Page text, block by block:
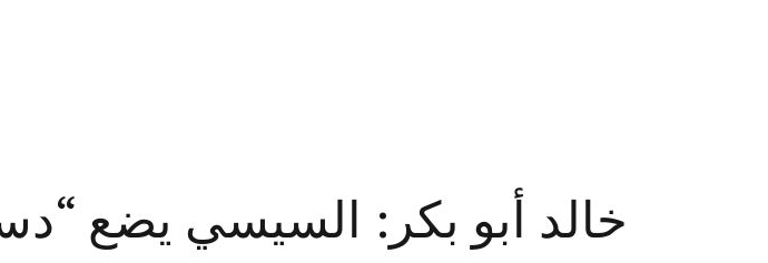
خالد أبو بكر: السيسي يضع